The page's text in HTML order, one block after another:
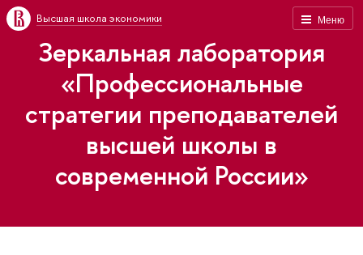
Меню
Высшая школа экономики
Зеркальная лаборатория
«Профессиональные
стратегии преподавателей
высшей школы в
современной России»